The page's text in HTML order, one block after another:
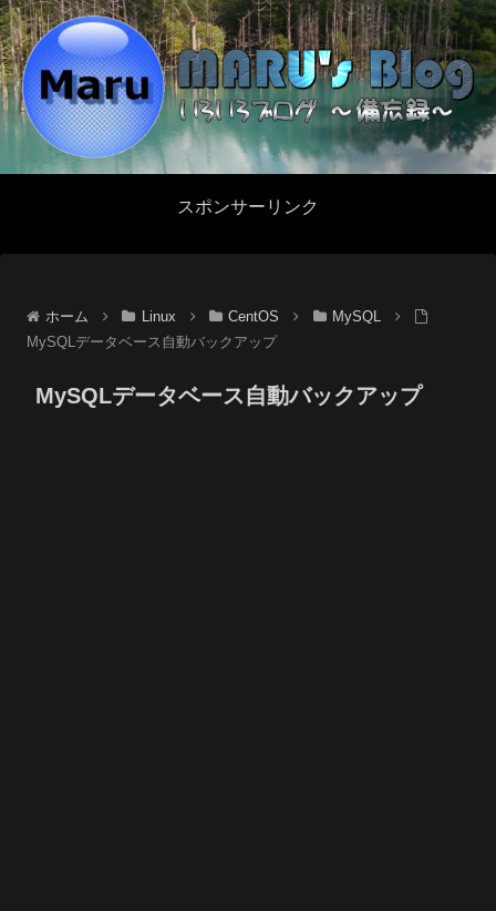
スポンサーリンク
ホーム Linux CentOS
MySQL
MySQLデータベース自動バックアップ
MySQLデータベース自動バックアップ